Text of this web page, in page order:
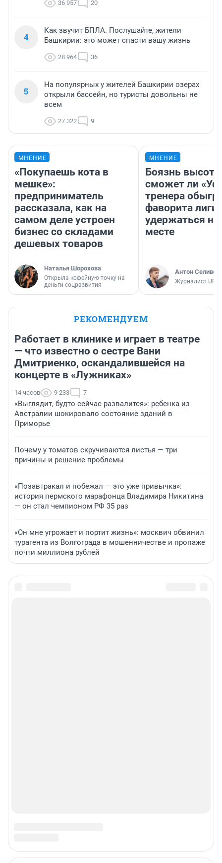
36 957 20
4
Как звучит БПЛА. Послушайте, жители
Башкирии: это может спасти вашу жизнь
28 964 36
5
На популярных у жителей Башкирии озерах
открыли бассейн, но туристы довольны не
всем
27 322 9
МНЕНИЕ
«Покупаешь кота в
мешке»:
предприниматель
рассказала, как на
самом деле устроен
бизнес со складами
дешевых товаров
Наталья Шорохова
Открыла кофейную точку на
деньги соцразвития
МНЕНИЕ
Боязнь
сможет ли
тренера
фаворита лиги
удержаться
месте
Антон
Журналист
РЕКОМЕНДУЕМ
Работает в клинике и играет в театре
— что известно о сестре Вани
Дмитриенко, оскандалившейся на
концерте в «Лужниках»
14 часов 9 233 7
«Выглядит, будто сейчас развалится»: ребенка из
Австралии шокировало состояние зданий в
Приморье
Почему у томатов скручиваются листья — три
причины и решение проблемы
«Позавтракал и побежал — это уже привычка»:
история пермского марафонца Владимира Никитина
— он стал чемпионом РФ 35 раз
«Он мне угрожает и портит жизнь»: москвич обвинил
турагента из Волгограда в мошенничестве и пропаже
почти миллиона рублей